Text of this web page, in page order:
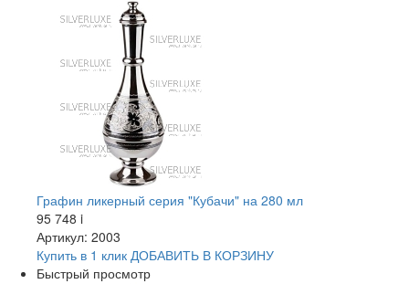
Графин ликерный серия "Кубачи" на 280 мл
95 748 i
Артикул: 2003
Купить в 1 клик ДОБАВИТЬ В КОРЗИНУ
Быстрый просмотр